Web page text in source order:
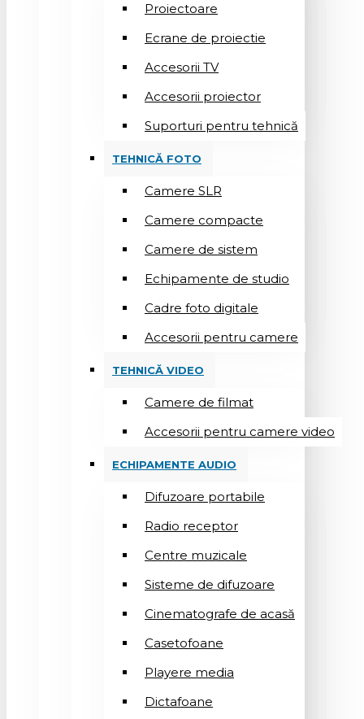
Proiectoare
Ecrane de proiectie
Accesorii TV
Accesorii proiector
Suporturi pentru tehnică
TEHNICĂ FOTO
Camere SLR
Camere compacte
Camere de sistem
Echipamente de studio
Cadre foto digitale
Accesorii pentru camere
TEHNICĂ VIDEO
Camere de filmat
Accesorii pentru camere video
ECHIPAMENTE AUDIO
Difuzoare portabile
Radio receptor
Centre muzicale
Sisteme de difuzoare
Cinematografe de acasă
Casetofoane
Playere media
Dictafoane